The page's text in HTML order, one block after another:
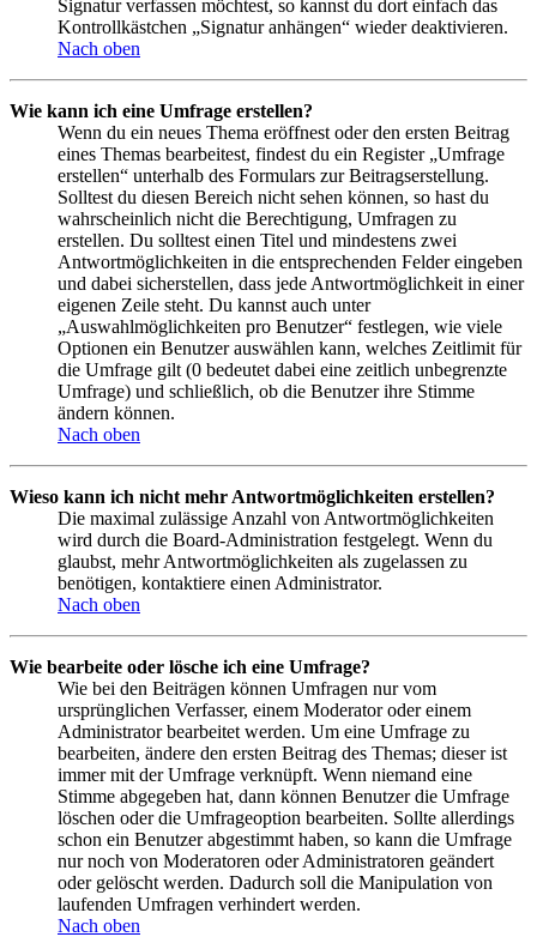
Signatur verfassen möchtest, so kannst du dort einfach das
Kontrollkästchen „Signatur anhängen“ wieder deaktivieren.
Nach oben
Wie kann ich eine Umfrage erstellen?
Wenn du ein neues Thema eröffnest oder den ersten Beitrag
eines Themas bearbeitest, findest du ein Register „Umfrage
erstellen“ unterhalb des Formulars zur Beitragserstellung.
Solltest du diesen Bereich nicht sehen können, so hast du
wahrscheinlich nicht die Berechtigung, Umfragen zu
erstellen. Du solltest einen Titel und mindestens zwei
Antwortmöglichkeiten in die entsprechenden Felder eingeben
und dabei sicherstellen, dass jede Antwortmöglichkeit in einer
eigenen Zeile steht. Du kannst auch unter
„Auswahlmöglichkeiten pro Benutzer“ festlegen, wie viele
Optionen ein Benutzer auswählen kann, welches Zeitlimit für
die Umfrage gilt (0 bedeutet dabei eine zeitlich unbegrenzte
Umfrage) und schließlich, ob die Benutzer ihre Stimme
ändern können.
Nach oben
Wieso kann ich nicht mehr Antwortmöglichkeiten erstellen?
Die maximal zulässige Anzahl von Antwortmöglichkeiten
wird durch die Board-Administration festgelegt. Wenn du
glaubst, mehr Antwortmöglichkeiten als zugelassen zu
benötigen, kontaktiere einen Administrator.
Nach oben
Wie bearbeite oder lösche ich eine Umfrage?
Wie bei den Beiträgen können Umfragen nur vom
ursprünglichen Verfasser, einem Moderator oder einem
Administrator bearbeitet werden. Um eine Umfrage zu
bearbeiten, ändere den ersten Beitrag des Themas; dieser ist
immer mit der Umfrage verknüpft. Wenn niemand eine
Stimme abgegeben hat, dann können Benutzer die Umfrage
löschen oder die Umfrageoption bearbeiten. Sollte allerdings
schon ein Benutzer abgestimmt haben, so kann die Umfrage
nur noch von Moderatoren oder Administratoren geändert
oder gelöscht werden. Dadurch soll die Manipulation von
laufenden Umfragen verhindert werden.
Nach oben